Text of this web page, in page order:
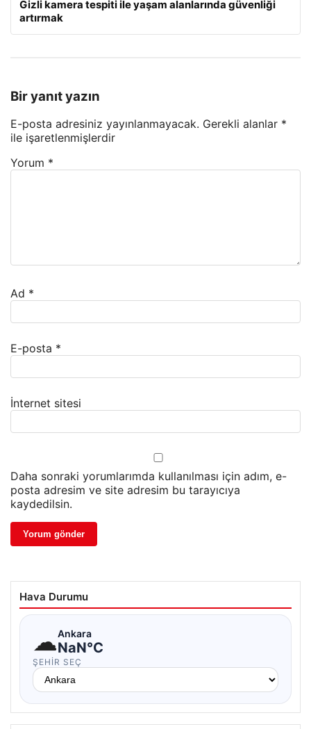
Gizli kamera tespiti ile yaşam alanlarında güvenliği
artırmak
Bir yanıt yazın
E-posta adresiniz yayınlanmayacak. Gerekli alanlar *
ile işaretlenmişlerdir
Yorum *
Ad *
E-posta *
İnternet sitesi
Daha sonraki yorumlarımda kullanılması için adım, e-
posta adresim ve site adresim bu tarayıcıya
kaydedilsin.
Hava Durumu
☁Ankara
NaN°C
ŞEHIR SEÇ